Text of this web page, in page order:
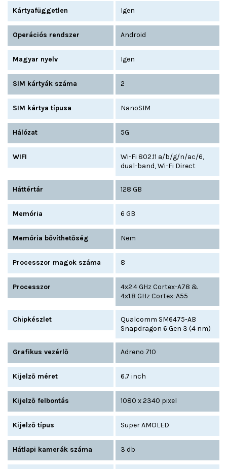
Kártyafüggetlen Igen
Operációs rendszer Android
Magyar nyelv Igen
SIM kártyák száma 2
SIM kártya típusa NanoSIM
Hálózat 5G
WIFI
Wi-Fi 802.11 a/b/g/n/ac/6,
dual-band, Wi-Fi Direct
Háttértár 128 GB
Memória 6 GB
Memória bővíthetőség Nem
Processzor magok száma 8
Processzor
4x2.4 GHz Cortex-A78 &
4x1.8 GHz Cortex-A55
Chipkészlet
Qualcomm SM6475-AB
Snapdragon 6 Gen 3 (4 nm)
Grafikus vezérlő Adreno 710
Kijelző méret 6.7 inch
Kijelző felbontás 1080 x 2340 pixel
Kijelző típus Super AMOLED
Hátlapi kamerák száma 3 db